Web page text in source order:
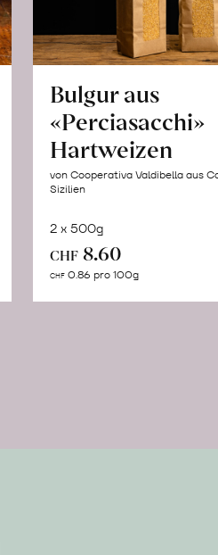
Bulgur aus
«Perciasacchi»
Hartweizen
von Cooperativa Valdibella aus
Sizilien
2 x 500g
CHF 8.60
CHF 0.86 pro 100g